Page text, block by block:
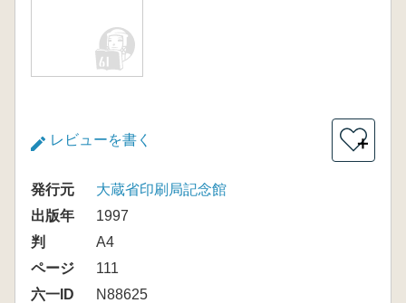
レビューを書く ＋
発行元
大蔵省印刷局記念館
出版年
1997
判
A4
ページ
111
六一ID
N88625